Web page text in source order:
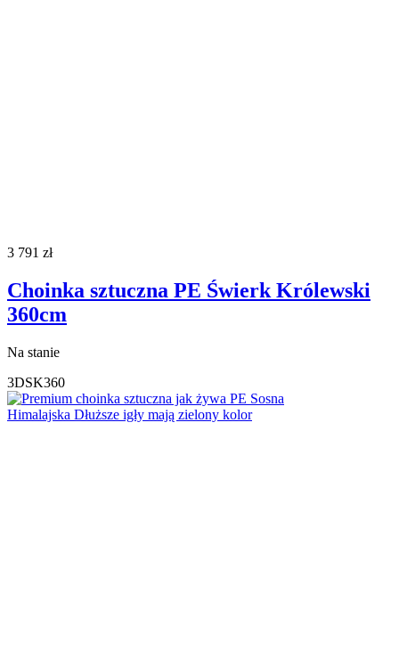
3 791 zł
Choinka sztuczna PE Świerk Królewski
360cm
Na stanie
3DSK360